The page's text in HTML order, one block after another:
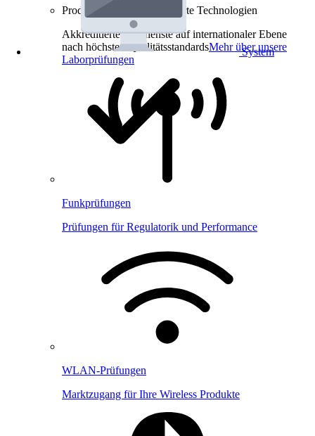
System
Produkt-Prüfungen für smarte Technologien
Akkreditierte Prüfdienste auf internationaler Ebene
nach höchsten QualitätsstandardsMehr über unsere
Laborprüfungen
Funkprüfungen
Prüfungen für Regulatorik und Performance
WLAN-Prüfungen
Marktzugang für Ihre Wireless Produkte